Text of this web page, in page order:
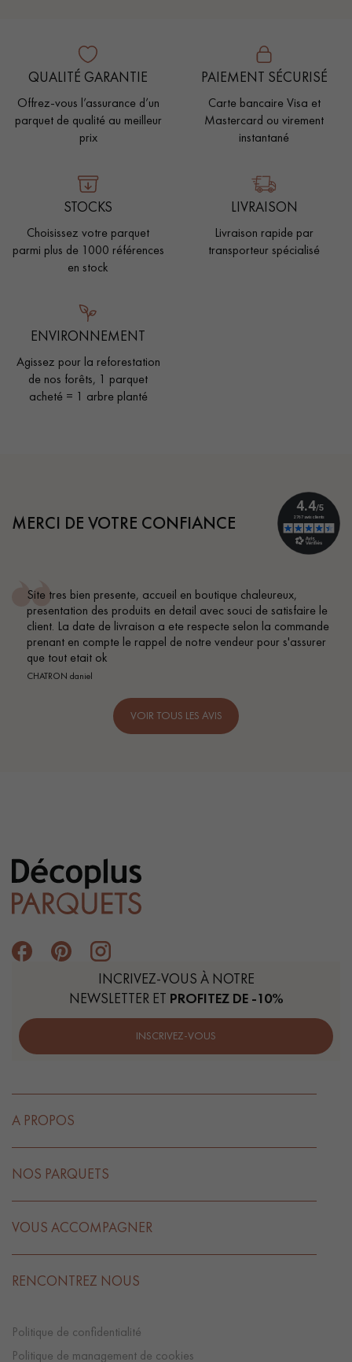
QUALITÉ GARANTIE
Offrez-vous l’assurance d’un
parquet de qualité au meilleur
prix
PAIEMENT SÉCURISÉ
Carte bancaire Visa et
Mastercard ou virement
instantané
STOCKS
Choisissez votre parquet
parmi plus de 1000 références
en stock
LIVRAISON
Livraison rapide par
transporteur spécialisé
ENVIRONNEMENT
Agissez pour la reforestation
de nos forêts, 1 parquet
acheté = 1 arbre planté
MERCI DE VOTRE CONFIANCE
Site tres bien presente, accueil en boutique chaleureux,
presentation des produits en detail avec souci de satisfaire le
client. La date de livraison a ete respecte selon la commande
prenant en compte le rappel de notre vendeur pour s'assurer
que tout etait ok
CHATRON daniel
VOIR TOUS LES AVIS
INCRIVEZ-VOUS À NOTRE
NEWSLETTER ET PROFITEZ DE -10%
INSCRIVEZ-VOUS
A PROPOS
NOS PARQUETS
VOUS ACCOMPAGNER
RENCONTREZ NOUS
Politique de confidentialité
Politique de management de cookies